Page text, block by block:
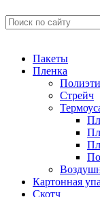
Пакеты
Пленка
Стрейч
Картонная
Скотч